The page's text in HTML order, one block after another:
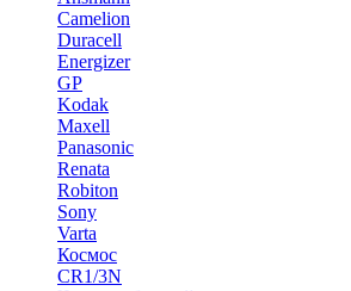
Camelion
Duracell
Energizer
GP
Kodak
Maxell
Panasonic
Renata
Robiton
Sony
Varta
Космос
CR1/3N